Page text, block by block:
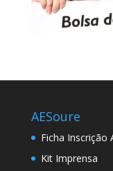
AESoure
Ficha Inscrição
Kit Imprensa